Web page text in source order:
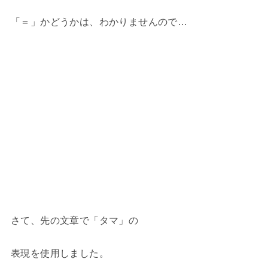
「＝」かどうかは、わかりませんので…
さて、先の文章で「タマ」の
表現を使用しました。